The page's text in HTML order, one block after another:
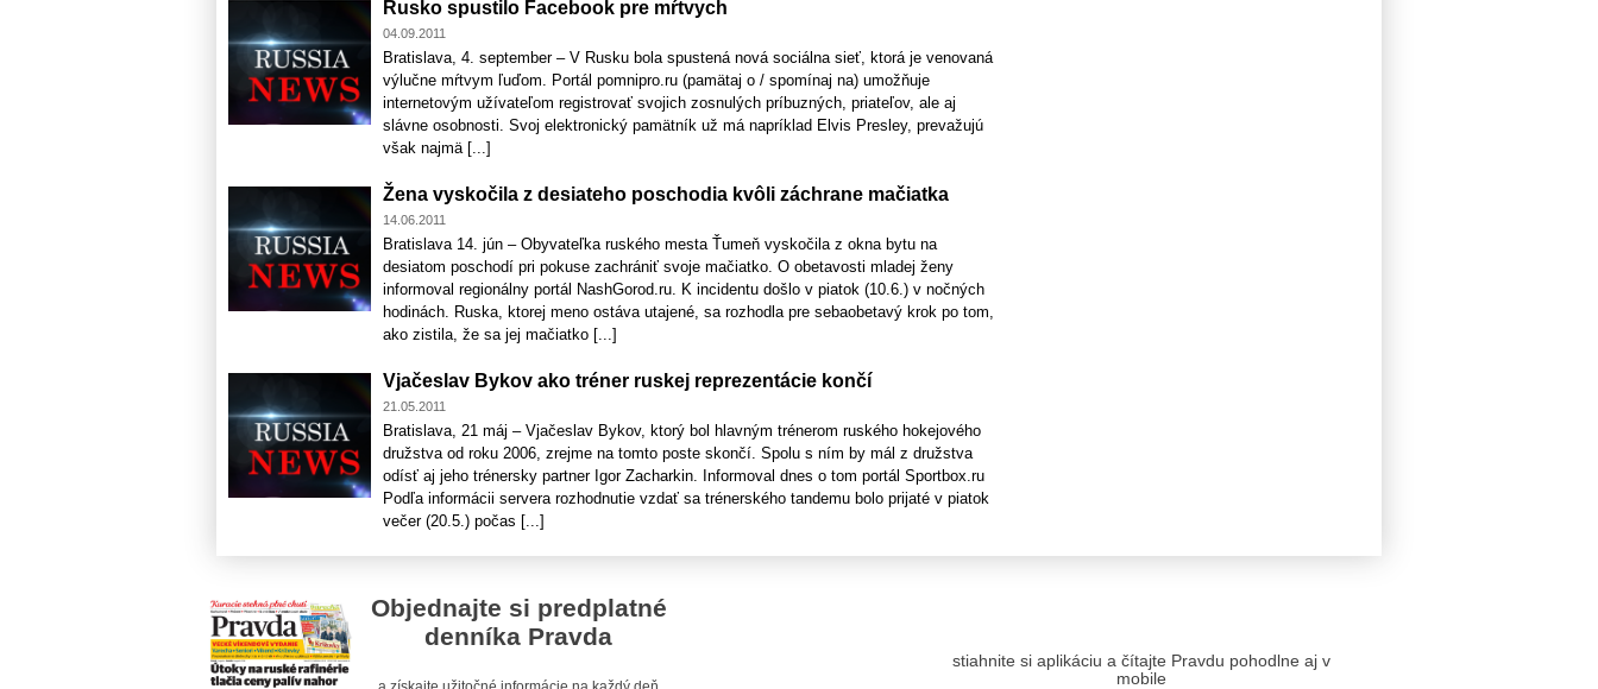
Rusko spustilo Facebook pre mŕtvych
04.09.2011
Bratislava, 4. september – V Rusku bola spustená nová sociálna sieť, ktorá je venovaná
výlučne mŕtvym ľuďom. Portál pomnipro.ru (pamätaj o / spomínaj na) umožňuje
internetovým užívateľom registrovať svojich zosnulých príbuzných, priateľov, ale aj
slávne osobnosti. Svoj elektronický pamätník už má napríklad Elvis Presley, prevažujú
však najmä [...]
Žena vyskočila z desiateho poschodia kvôli záchrane mačiatka
14.06.2011
Bratislava 14. jún – Obyvateľka ruského mesta Ťumeň vyskočila z okna bytu na
desiatom poschodí pri pokuse zachrániť svoje mačiatko. O obetavosti mladej ženy
informoval regionálny portál NashGorod.ru. K incidentu došlo v piatok (10.6.) v nočných
hodinách. Ruska, ktorej meno ostáva utajené, sa rozhodla pre sebaobetavý krok po tom,
ako zistila, že sa jej mačiatko [...]
Vjačeslav Bykov ako tréner ruskej reprezentácie končí
21.05.2011
Bratislava, 21 máj – Vjačeslav Bykov, ktorý bol hlavným trénerom ruského hokejového
družstva od roku 2006, zrejme na tomto poste skončí. Spolu s ním by mál z družstva
odísť aj jeho trénersky partner Igor Zacharkin. Informoval dnes o tom portál Sportbox.ru
Podľa informácii servera rozhodnutie vzdať sa trénerského tandemu bolo prijaté v piatok
večer (20.5.) počas [...]
Objednajte si predplatné
denníka Pravda
stiahnite si aplikáciu a čítajte Pravdu pohodlne aj v
mobile